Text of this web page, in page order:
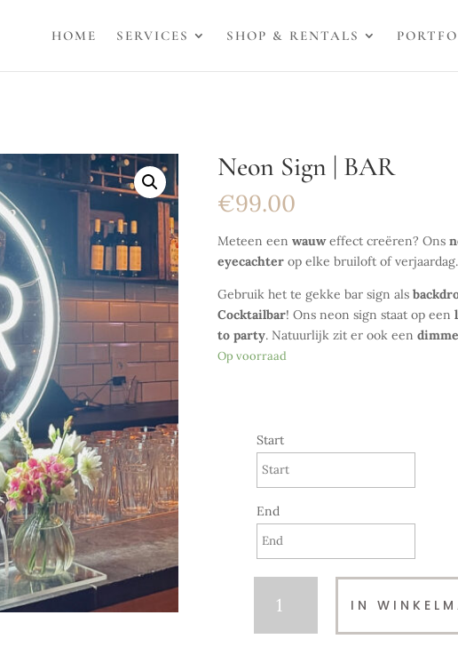
HOME SERVICES SHOP & RENTALS
Neon Sign | BAR
€99.00
Meteen een wauweffect creëren? Ons
eyecachterop elke bruiloft of
Gebruik het te gekke bar sign als
Cocktailbar! Ons neon sign staat op een
to party. Natuurlijk zit er ook een
Op voorraad
Start
End
Sign
IN